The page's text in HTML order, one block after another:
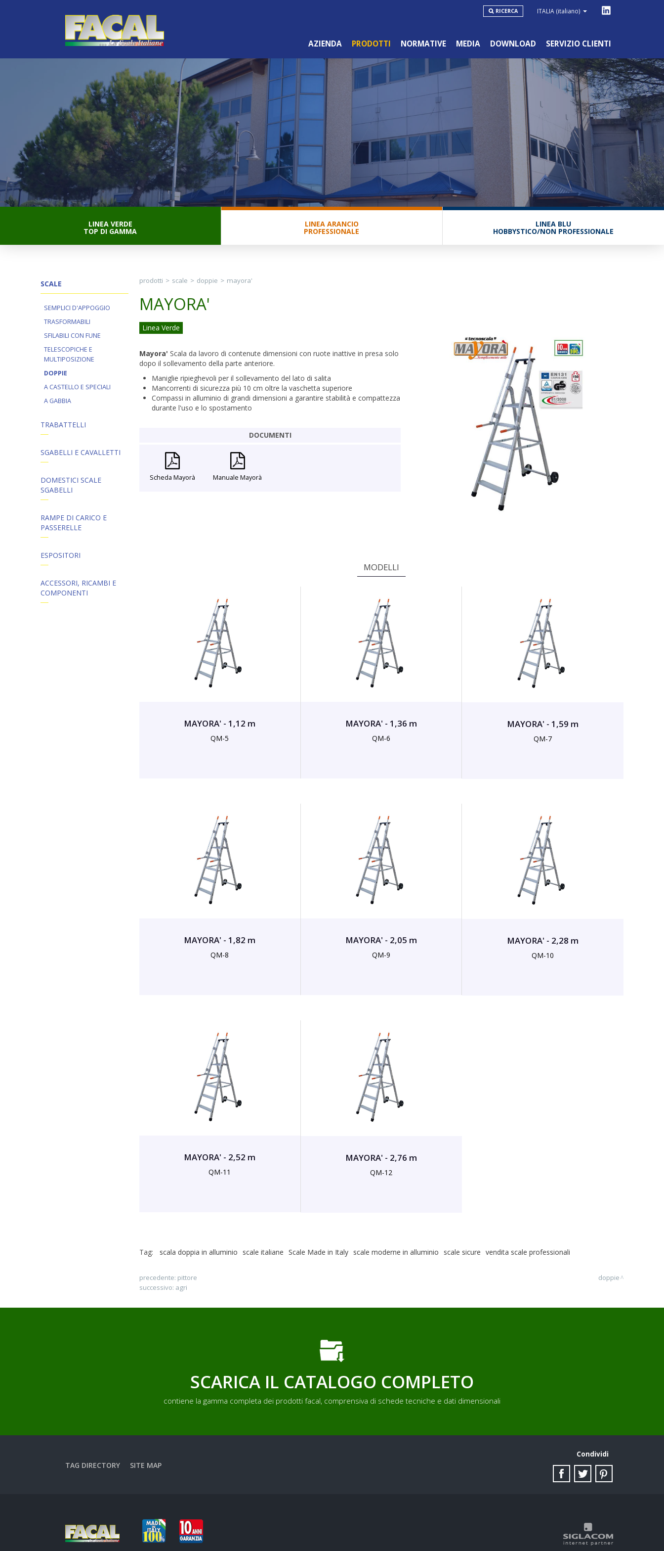
ITALIA (italiano)
RICERCA
AZIENDA PRODOTTI NORMATIVE MEDIA DOWNLOAD SERVIZIO CLIENTI
LINEA VERDE
TOP DI GAMMA
LINEA ARANCIO
PROFESSIONALE
LINEA BLU
HOBBYSTICO/NON PROFESSIONALE
SCALE
SEMPLICI D'APPOGGIO
TRASFORMABILI
SFILABILI CON FUNE
TELESCOPICHE E
MULTIPOSIZIONE
DOPPIE
A CASTELLO E SPECIALI
A GABBIA
TRABATTELLI
SGABELLI E CAVALLETTI
DOMESTICI SCALE
SGABELLI
RAMPE DI CARICO E
PASSERELLE
ESPOSITORI
ACCESSORI, RICAMBI E
COMPONENTI
prodotti > scale > doppie > mayora'
MAYORA'
Linea Verde
Mayora' Scala da lavoro di contenute dimensioni con ruote inattive in presa solo
dopo il sollevamento della parte anteriore.
Maniglie ripieghevoli per il sollevamento del lato di salita
Mancorrenti di sicurezza più 10 cm oltre la vaschetta superiore
Compassi in alluminio di grandi dimensioni a garantire stabilità e compattezza
durante l'uso e lo spostamento
DOCUMENTI
Scheda Mayorà Manuale Mayorà
MODELLI
MAYORA' - 1,12 m
QM-5
MAYORA' - 1,36 m
QM-6
MAYORA' - 1,59 m
QM-7
MAYORA' - 1,82 m
QM-8
MAYORA' - 2,05 m
QM-9
MAYORA' - 2,28 m
QM-10
MAYORA' - 2,52 m
QM-11
MAYORA' - 2,76 m
QM-12
Tag: scala doppia in alluminio scale italiane Scale Made in Italy scale moderne in alluminio scale sicure vendita scale professionali
precedente: pittore
successivo: agri
doppie
SCARICA IL CATALOGO COMPLETO
contiene la gamma completa dei prodotti facal, comprensiva di schede tecniche e dati dimensionali
TAG DIRECTORY SITE MAP
Condividi
PROFESSIONALE HOBBYSTICO/NON PROFESSIONALE